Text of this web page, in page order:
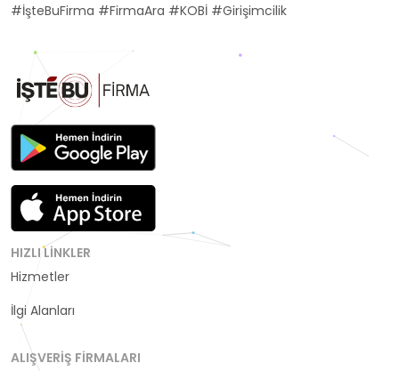
#İşteBuFirma #FirmaAra #KOBİ #Girişimcilik
HIZLI LINKLER
Hizmetler
İlgi Alanları
ALIŞVERIŞ FIRMALARI